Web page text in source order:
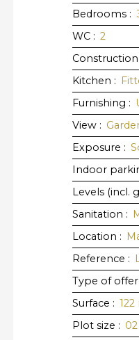
Bedrooms :
WC : 2
Construction
Kitchen :
Furnishing :
View :
Exposure :
Indoor
Levels (incl.
Sanitation :
Location :
Reference :
Type of offer
Surface : 122
Plot size :